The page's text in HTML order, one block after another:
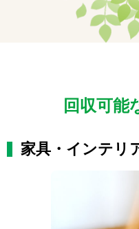
回収可能
家具・インテリ